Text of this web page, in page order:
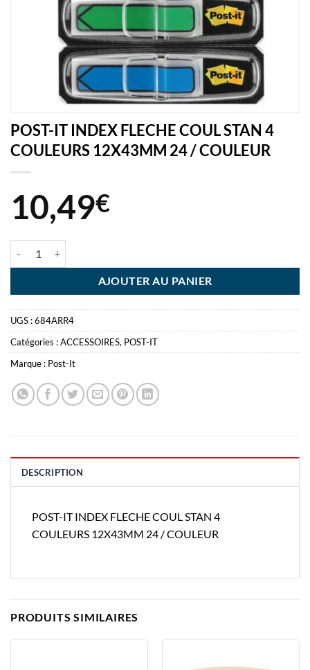
POST-IT INDEX FLECHE COUL STAN 4
COULEURS 12X43MM 24 / COULEUR
10,49€
AJOUTER AU PANIER
UGS :684ARR4
Catégories :ACCESSOIRES, POST-IT
Marque : Post-It
DESCRIPTION
POST-IT INDEX FLECHE COUL STAN 4
COULEURS 12X43MM 24 / COULEUR
PRODUITS SIMILAIRES